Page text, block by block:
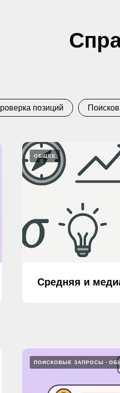
позиций
ОБЩЕЕ
Средняя и
ПОИСКОВЫЕ ЗАПРОСЫ